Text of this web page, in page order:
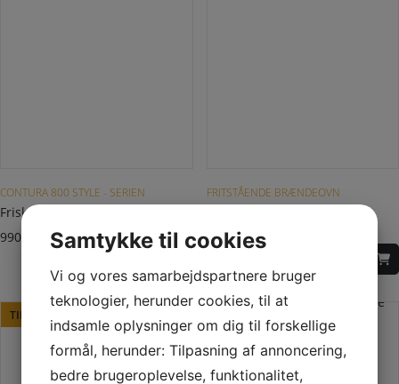
CONTURA 800 STYLE - SERIEN
Frisklufttilslutning
990,00
DKK
FRITSTÅENDE BRÆNDEOVN
25.740,00DKK
TILBUD!
TILBUD!
Samtykke til cookies
Vi og vores samarbejdspartnere bruger
teknologier, herunder cookies, til at
indsamle oplysninger om dig til forskellige
formål, herunder: Tilpasning af annoncering,
bedre brugeroplevelse, funktionalitet,